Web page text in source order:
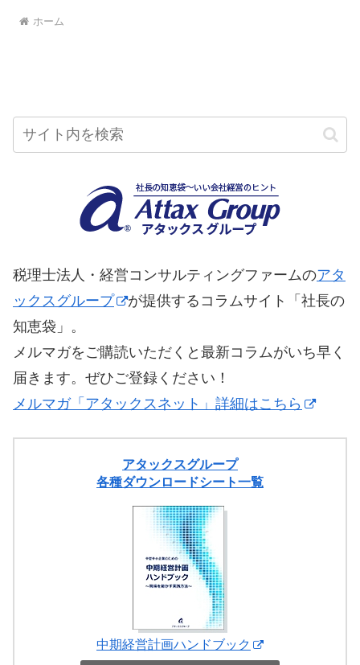
ホーム
税理士法人・経営コンサルティングファームのアタ
ックスグループ
が提供するコラムサイト「社長の
知恵袋」。
メルマガをご購読いただくと最新コラムがいち早く
届きます。ぜひご登録ください！
メルマガ「アタックスネット」詳細はこちら
アタックスグループ
各種ダウンロードシート一覧
中期経営計画ハンドブック